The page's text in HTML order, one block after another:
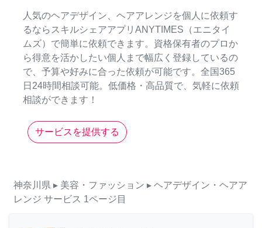
人気のヘアデザイン、ヘアアレンジを個人に依頼す
るならスキルシェアアプリANYTIMES（エニタイ
ムズ）で簡単に依頼できます。資格保有者のプロか
ら得意を活かしたい個人まで幅広く登録しているの
で、予算や好みに合った依頼が可能です。全国365
日24時間相談可能。低価格・高品質で、気軽に依頼
相談ができます！
サービスを提供する
神奈川県 ▸ 美容・ファッション ▸ ヘアデザイン・ヘアア
レンジ サービス 1ページ目